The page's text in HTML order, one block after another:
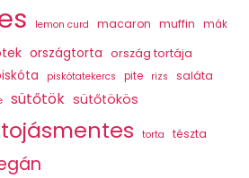
lemon curd macaron muffin mák
országtorta ország tortája
piskótatekercs pite rizs saláta
sütőtök sütőtökös
tojásmentes torta tészta